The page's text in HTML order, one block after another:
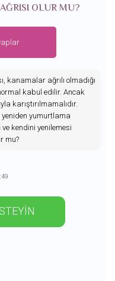
OLUR MU?
kanamalar ağrılı olmadığı
kabul edilir. Ancak
karıştırılmamalıdır.
yeniden yumurtlama
kendini yenilemesi
mu?